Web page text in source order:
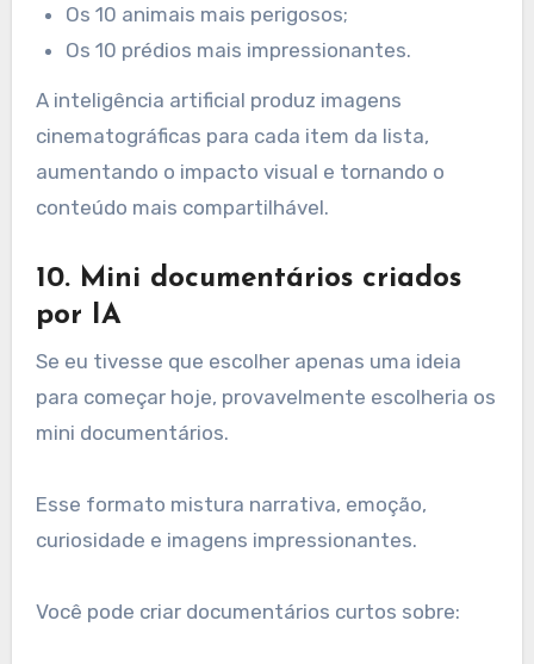
Os 10 animais mais perigosos;
Os 10 prédios mais impressionantes.
A inteligência artificial produz imagens
cinematográficas para cada item da lista,
aumentando o impacto visual e tornando o
conteúdo mais compartilhável.
10. Mini documentários criados
por IA
Se eu tivesse que escolher apenas uma ideia
para começar hoje, provavelmente escolheria os
mini documentários.
Esse formato mistura narrativa, emoção,
curiosidade e imagens impressionantes.
Você pode criar documentários curtos sobre: